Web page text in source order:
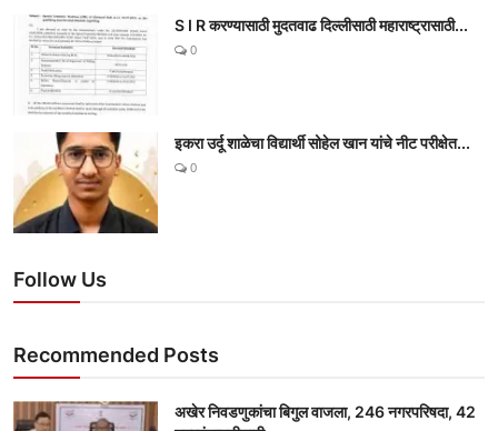
S I R करण्यासाठी मुदतवाढ दिल्लीसाठी महाराष्ट्रासाठी...
0
इकरा उर्दू शाळेचा विद्यार्थी सोहेल खान यांचे नीट परीक्षेत...
0
Follow Us
Recommended Posts
अखेर निवडणुकांचा बिगुल वाजला, 246 नगरपरिषदा, 42